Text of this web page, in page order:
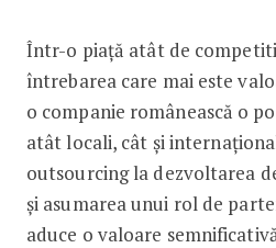
Într-o piață atât de
întrebarea care mai este
o companie românească o
atât locali, cât și
outsourcing la dezvoltarea
și asumarea unui rol de
aduce o valoare